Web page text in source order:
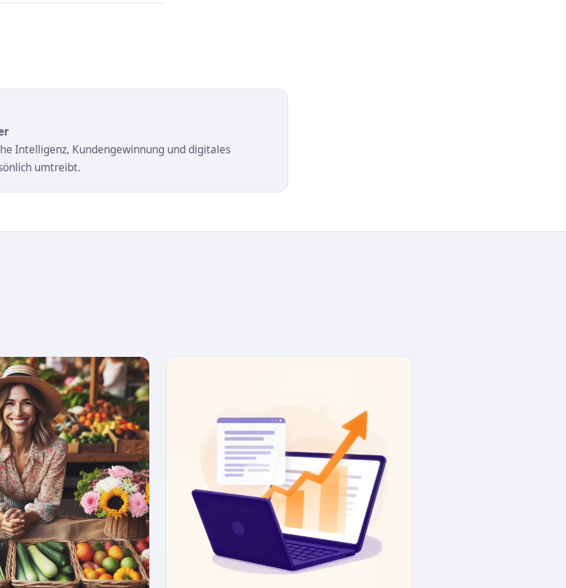
Intelligenz, Kundengewinnung und digitales
umtreibt.